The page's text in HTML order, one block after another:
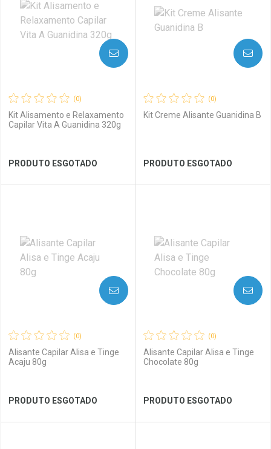
Ver Desconto Convênio Ver Desconto Convênio
(0)
Kit Alisamento e Relaxamento
Capilar Vita A Guanidina 320g
PRODUTO ESGOTADO
AVISE-ME
Laboratório
Ver Desconto Convênio
Por Menos
(0)
Kit Creme Alisante Guanidina B
PRODUTO ESGOTADO
AVISE-ME
Laboratório
Ver Desconto Convênio
Por Menos
(0)
Alisante Capilar Alisa e Tinge
Acaju 80g
PRODUTO ESGOTADO
AVISE-ME
(0)
Alisante Capilar Alisa e Tinge
Chocolate 80g
PRODUTO ESGOTADO
AVISE-ME